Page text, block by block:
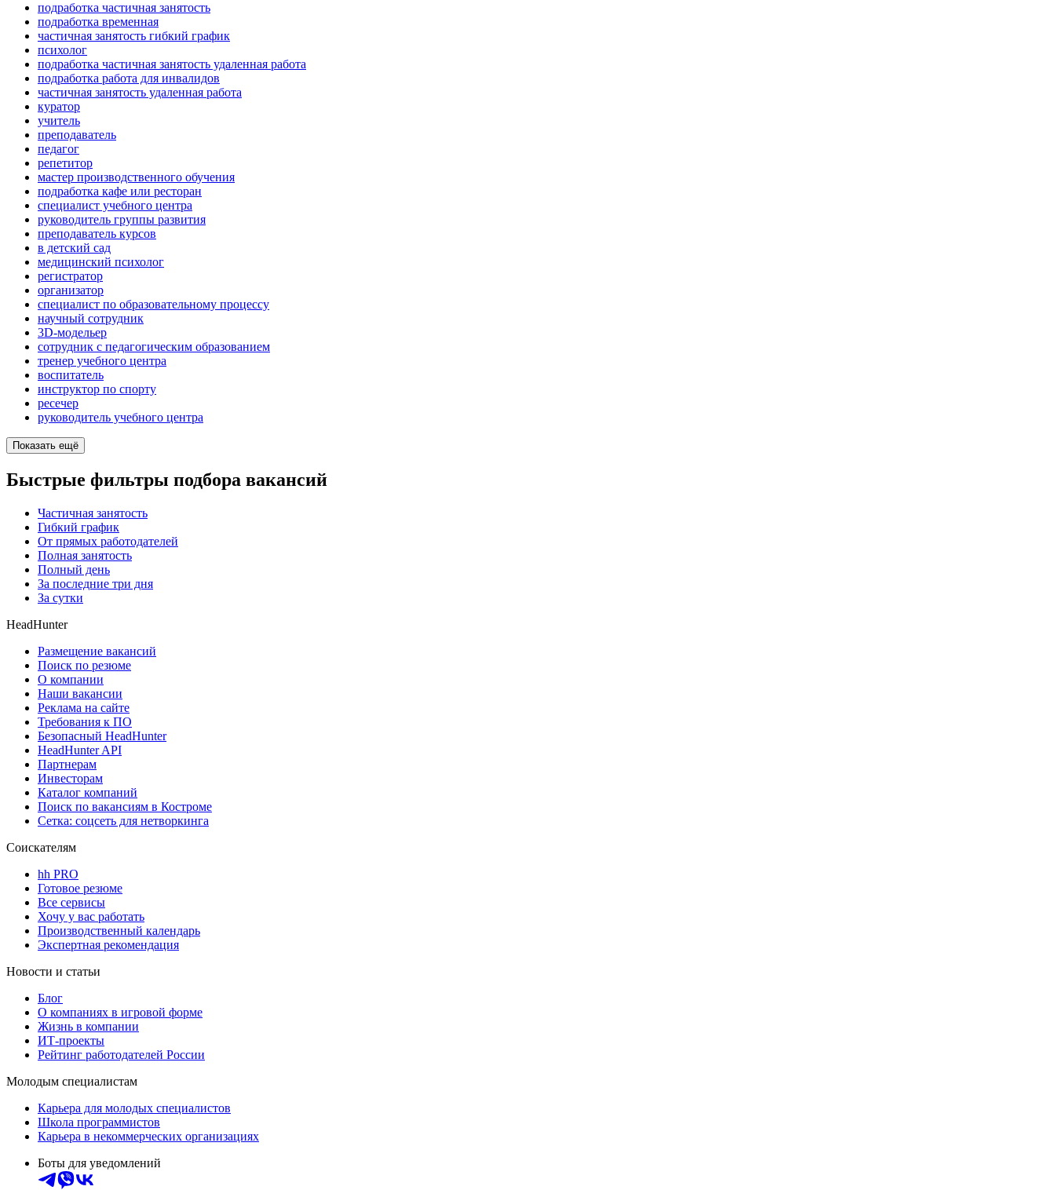
подработка частичная занятость
подработка временная
частичная занятость гибкий график
психолог
подработка частичная занятость удаленная работа
подработка работа для инвалидов
частичная занятость удаленная работа
куратор
учитель
преподаватель
педагог
репетитор
мастер производственного обучения
подработка кафе или ресторан
специалист учебного центра
руководитель группы развития
преподаватель курсов
в детский сад
медицинский психолог
регистратор
организатор
специалист по образовательному процессу
научный сотрудник
3D-модельер
сотрудник с педагогическим образованием
тренер учебного центра
воспитатель
инструктор по спорту
ресечер
руководитель учебного центра
Показать ещё
Быстрые фильтры подбора вакансий
Частичная занятость
Гибкий график
От прямых работодателей
Полная занятость
Полный день
За последние три дня
За сутки
HeadHunter
Размещение вакансий
Поиск по резюме
О компании
Наши вакансии
Реклама на сайте
Требования к ПО
Безопасный HeadHunter
HeadHunter API
Партнерам
Инвесторам
Каталог компаний
Поиск по вакансиям в Костроме
Сетка: соцсеть для нетворкинга
Соискателям
hh PRO
Готовое резюме
Все сервисы
Хочу у вас работать
Производственный календарь
Экспертная рекомендация
Новости и статьи
Блог
О компаниях в игровой форме
Жизнь в компании
ИТ-проекты
Рейтинг работодателей России
Молодым специалистам
Карьера для молодых специалистов
Школа программистов
Карьера в некоммерческих организациях
Боты для уведомлений